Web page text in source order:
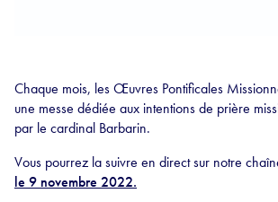
Chaque mois, les Œuvres Pontificales
une messe dédiée aux intentions de prière
par le cardinal Barbarin.
Vous pourrez la suivre en direct sur notre
le 9 novembre 2022.